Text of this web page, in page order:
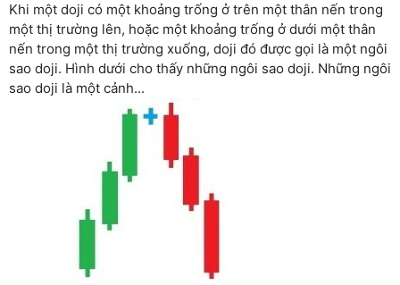
Khi một doji có một khoảng trống ở trên một thân nến trong
một thị trường lên, hoặc một khoảng trống ở dưới một thân
nến trong một thị trường xuống, doji đó được gọi là một ngôi
sao doji. Hình dưới cho thấy những ngôi sao doji. Những ngôi
sao doji là một cảnh...